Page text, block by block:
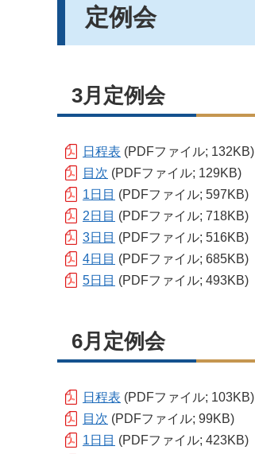
定例会
3月定例会
日程表 (PDFファイル; 132KB)
目次 (PDFファイル; 129KB)
1日目 (PDFファイル; 597KB)
2日目 (PDFファイル; 718KB)
3日目 (PDFファイル; 516KB)
4日目 (PDFファイル; 685KB)
5日目 (PDFファイル; 493KB)
6月定例会
日程表 (PDFファイル; 103KB)
目次 (PDFファイル; 99KB)
1日目 (PDFファイル; 423KB)